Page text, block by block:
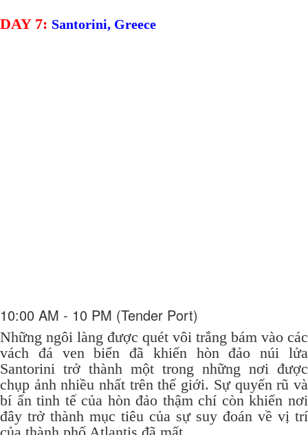
DAY 7: Santorini, Greece
10:00 AM - 10 PM (Tender Port)
Những ngôi làng được quét vôi trắng bám vào các
vách đá ven biển đã khiến hòn đảo núi lửa
Santorini trở thành một trong những nơi được
chụp ảnh nhiều nhất trên thế giới. Sự quyến rũ và
bí ẩn tinh tế của hòn đảo thậm chí còn khiến nơi
đây trở thành mục tiêu của sự suy đoán về vị trí